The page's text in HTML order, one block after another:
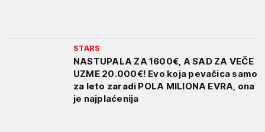
STARS
NASTUPALA ZA 1600€, A SAD ZA VEČE
UZME 20.000€! Evo koja pevačica samo
za leto zaradi POLA MILIONA EVRA, ona
je najplaćenija